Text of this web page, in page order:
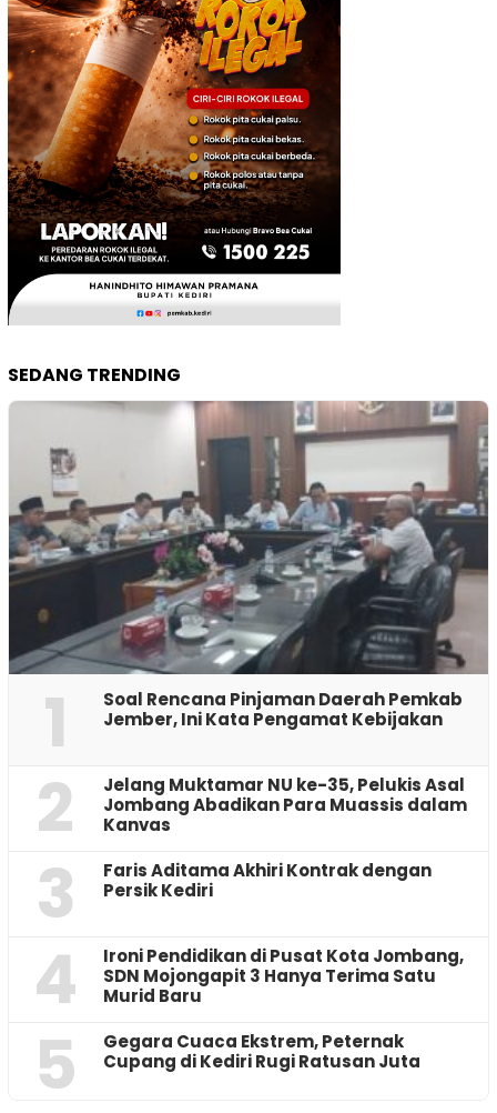
SEDANG TRENDING
1
‎Soal Rencana Pinjaman Daerah Pemkab
Jember, Ini Kata Pengamat Kebijakan ‎
2
Jelang Muktamar NU ke-35, Pelukis Asal
Jombang Abadikan Para Muassis dalam
Kanvas
3
Faris Aditama Akhiri Kontrak dengan
Persik Kediri
4
Ironi Pendidikan di Pusat Kota Jombang,
SDN Mojongapit 3 Hanya Terima Satu
Murid Baru
5
‎Gegara Cuaca Ekstrem, Peternak
Cupang di Kediri Rugi Ratusan Juta